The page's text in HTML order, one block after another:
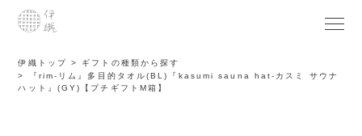
伊織トップ
ギフトの種類から探す
『rim-リム』多目的タオル(BL)『kasumi sauna hat-カスミ サウナ
ハット』(GY)【プチギフトM箱】